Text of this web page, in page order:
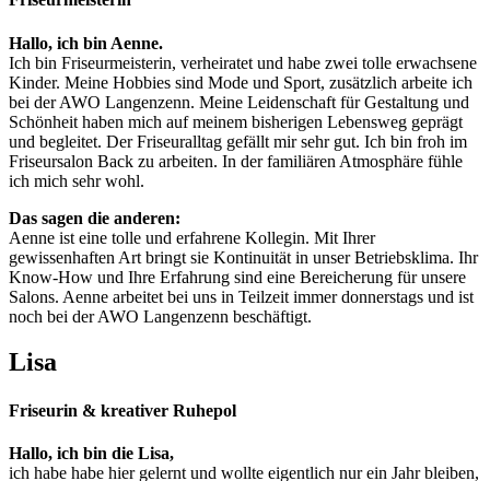
Hallo, ich bin Aenne.
Ich bin Friseurmeisterin, verheiratet und habe zwei tolle erwachsene
Kinder. Meine Hobbies sind Mode und Sport, zusätzlich arbeite ich
bei der AWO Langenzenn. Meine Leidenschaft für Gestaltung und
Schönheit haben mich auf meinem bisherigen Lebensweg geprägt
und begleitet. Der Friseuralltag gefällt mir sehr gut. Ich bin froh im
Friseursalon Back zu arbeiten. In der familiären Atmosphäre fühle
ich mich sehr wohl.
Das sagen die anderen:
Aenne ist eine tolle und erfahrene Kollegin. Mit Ihrer
gewissenhaften Art bringt sie Kontinuität in unser Betriebsklima. Ihr
Know-How und Ihre Erfahrung sind eine Bereicherung für unsere
Salons. Aenne arbeitet bei uns in Teilzeit immer donnerstags und ist
noch bei der AWO Langenzenn beschäftigt.
Lisa
Friseurin & kreativer Ruhepol
Hallo, ich bin die Lisa,
ich habe habe hier gelernt und wollte eigentlich nur ein Jahr bleiben,